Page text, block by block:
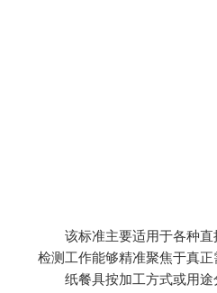
该标准主要适用于各种直
检测工作能够精准聚焦于真
纸餐具按加工方式或用途